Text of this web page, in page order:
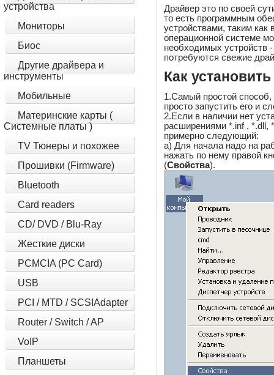
устройства
Мониторы
Биос
Другие драйвера и
инструменты
Мобильные
Материнские карты (
Системные платы )
TV Тюнеры и похожее
Прошивки (Firmware)
Bluetooth
Card readers
CD/ DVD / Blu-Ray
Жесткие диски
PCMCIA (PC Card)
USB
PCI / MTD / SCSIAdapter
Router / Switch / AP
VoIP
Планшеты
Драйвер это по своей
то есть программным
устройствами, таким
операционной системе
необходимых устройств
потребуются свежие
Как
1.Самый простой
просто запустить его и
2.Если в наличии нет
расширениями *.inf , *.dll,
примерно следующий:
a) Для начала надо на
нажать по нему правой
(Свойства).